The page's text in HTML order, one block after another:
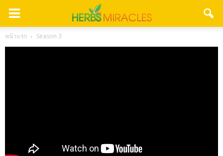
หน้าแรก Season 3